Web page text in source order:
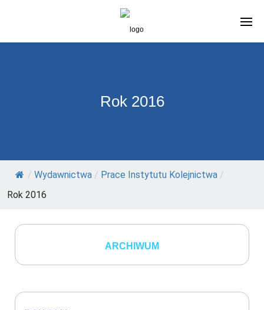
Rok 2016
/ Wydawnictwa / Prace Instytutu Kolejnictwa /
Rok 2016
ARCHIWUM